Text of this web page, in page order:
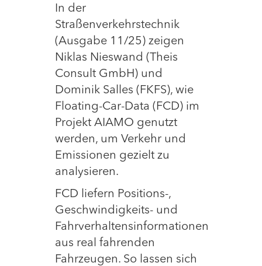
In der
Straßenverkehrstechnik
(Ausgabe 11/25) zeigen
Niklas Nieswand (Theis
Consult GmbH) und
Dominik Salles (FKFS), wie
Floating-Car-Data (FCD) im
Projekt AIAMO genutzt
werden, um Verkehr und
Emissionen gezielt zu
analysieren.
FCD liefern Positions-,
Geschwindigkeits- und
Fahrverhaltensinformationen
aus real fahrenden
Fahrzeugen. So lassen sich